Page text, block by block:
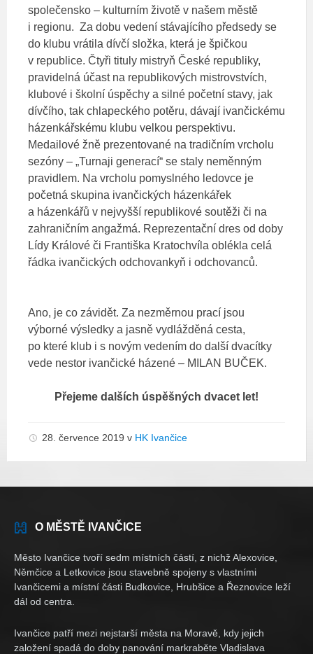
společensko – kulturním životě v našem městě
i regionu. Za dobu vedení stávajícího předsedy se
do klubu vrátila dívčí složka, která je špičkou
v republice. Čtyři tituly mistryň České republiky,
pravidelná účast na republikových mistrovstvích,
klubové i školní úspěchy a silné početní stavy, jak
dívčího, tak chlapeckého potěru, dávají ivančickému
házenkářskému klubu velkou perspektivu.
Medailové žně prezentované na tradičním vrcholu
sezóny – „Turnaji generací“ se staly neměnným
pravidlem. Na vrcholu pomyslného ledovce je
početná skupina ivančických házenkářek
a házenkářů v nejvyšší republikové soutěži či na
zahraničním angažmá. Reprezentační dres od doby
Lídy Králové či Františka Kratochvíla oblékla celá
řádka ivančických odchovankyň i odchovanců.
Ano, je co závidět. Za nezměrnou prací jsou
výborné výsledky a jasně vydlážděná cesta,
po které klub i s novým vedením do další dvacítky
vede nestor ivančické házené – MILAN BUČEK.
Přejeme dalších úspěšných dvacet let!
28. července 2019 v HK Ivančice
O MĚSTĚ IVANČICE
Město Ivančice tvoří sedm místních částí, z nichž Alexovice,
Němčice a Letkovice jsou stavebně spojeny s vlastními
Ivančicemi a místní části Budkovice, Hrubšice a Řeznovice leží
dál od centra.
Ivančice patří mezi nejstarší města na Moravě, kdy jejich
založení spadá do doby panování markraběte Vladislava